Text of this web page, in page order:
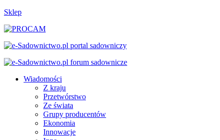
Sklep
Wiadomości
Z kraju
Przetwórstwo
Ze świata
Grupy producentów
Ekonomia
Innowacje